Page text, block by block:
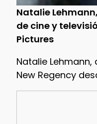
Natalie
de cine y
Pictures
Natalie
New Regency